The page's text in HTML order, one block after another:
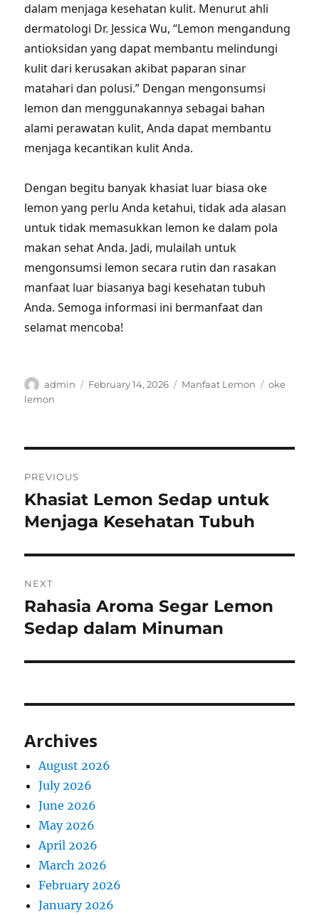
dalam menjaga kesehatan kulit. Menurut ahli
dermatologi Dr. Jessica Wu, “Lemon mengandung
antioksidan yang dapat membantu melindungi
kulit dari kerusakan akibat paparan sinar
matahari dan polusi.” Dengan mengonsumsi
lemon dan menggunakannya sebagai bahan
alami perawatan kulit, Anda dapat membantu
menjaga kecantikan kulit Anda.
Dengan begitu banyak khasiat luar biasa oke
lemon yang perlu Anda ketahui, tidak ada alasan
untuk tidak memasukkan lemon ke dalam pola
makan sehat Anda. Jadi, mulailah untuk
mengonsumsi lemon secara rutin dan rasakan
manfaat luar biasanya bagi kesehatan tubuh
Anda. Semoga informasi ini bermanfaat dan
selamat mencoba!
Author
admin
Posted
February 14, 2026 Categories
Manfaat Lemon Tags
oke
lemon
navigation
PREVIOUS
Previous
post:
Khasiat Lemon Sedap untuk
Menjaga Kesehatan Tubuh
NEXT
Next
post:
Rahasia Aroma Segar Lemon
Sedap dalam Minuman
Archives
August 2026
July 2026
June 2026
May 2026
April 2026
March 2026
February 2026
January 2026